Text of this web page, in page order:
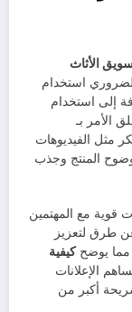
الأثاث
استخدام
إلى استخدام
الأمر بـ
مثل الفيديوهات
المنتج وجذب
قوية مع المهتمين
طرق لتعزيز
مما يوضحكيفية
الإعلانات
أكبر من